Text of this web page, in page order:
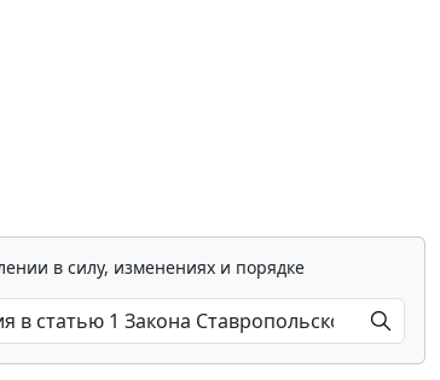
в силу, изменениях и порядке